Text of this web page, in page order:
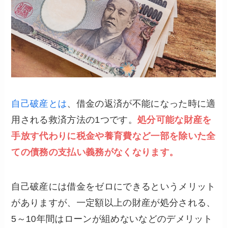
自己破産とは、借金の返済が不能になった時に適
用される救済方法の1つです。 処分可能な財産を
手放す代わりに税金や養育費など一部を除いた全
ての債務の支払い義務がなくなります。
自己破産には借金をゼロにできるというメリット
がありますが、一定額以上の財産が処分される、
5～10年間はローンが組めないなどのデメリット